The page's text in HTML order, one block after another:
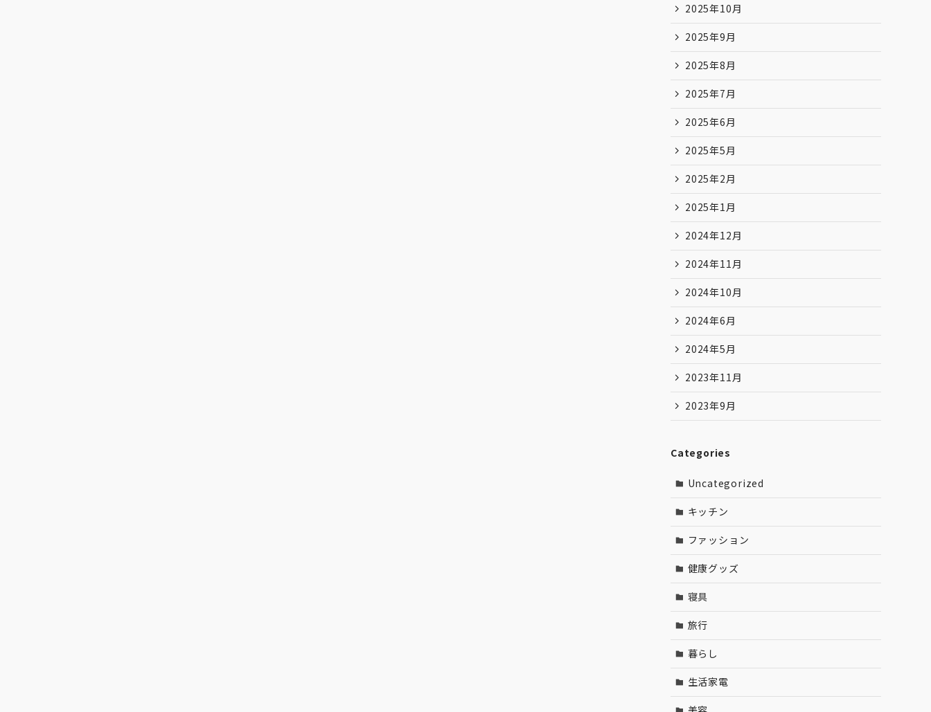
2025年10月
2025年9月
2025年8月
2025年7月
2025年6月
2025年5月
2025年2月
2025年1月
2024年12月
2024年11月
2024年10月
2024年6月
2024年5月
2023年11月
2023年9月
Categories
Uncategorized
キッチン
ファッション
健康グッズ
寝具
旅行
暮らし
生活家電